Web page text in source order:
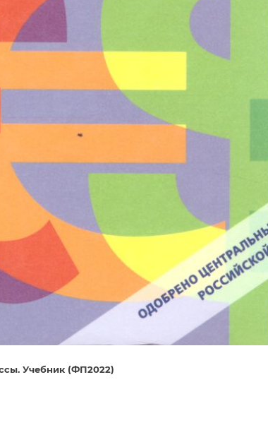
Учебник (ФП2022)